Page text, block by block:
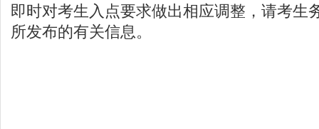
即时对考生入点要求做出相应调整，请考生
所发布的有关信息。